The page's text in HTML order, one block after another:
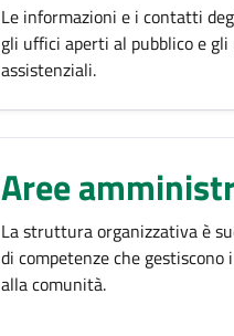
Le informazioni e i contatti
gli uffici aperti al pubblico e
assistenziali.
Aree
La struttura organizzativa è
di competenze che gestiscono
alla comunità.